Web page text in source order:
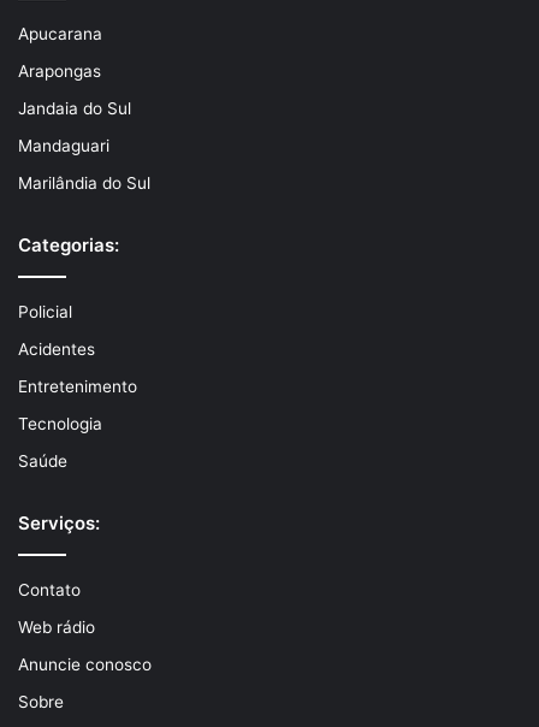
Apucarana
Arapongas
Jandaia do Sul
Mandaguari
Marilândia do Sul
Categorias:
Policial
Acidentes
Entretenimento
Tecnologia
Saúde
Serviços:
Contato
Web rádio
Anuncie conosco
Sobre